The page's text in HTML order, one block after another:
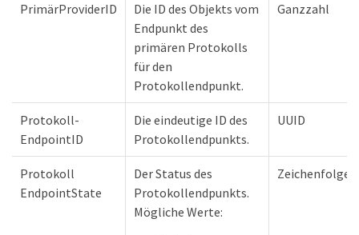
PrimärProviderID
Die ID des Objekts vom
Endpunkt des
primären Protokolls
für den
Protokollendpunkt.
Ganzzahl
Protokoll-
EndpointID
Die eindeutige ID des
Protokollendpunkts.
UUID
Protokoll
EndpointState
Der Status des
Protokollendpunkts.
Mögliche Werte:
Zeichenfolge